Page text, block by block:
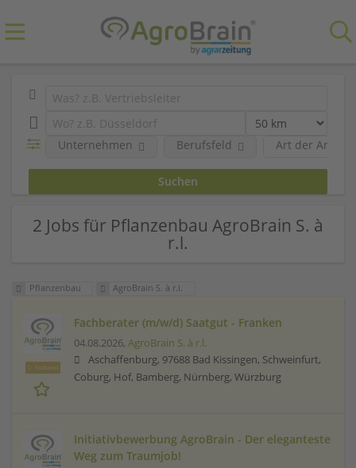
Art der
Unternehmen Berufsfeld
2 Jobs für Pflanzenbau AgroBrain S. à
r.l.
Pflanzenbau AgroBrain S. à r.l.
Featured
Fachberater (m/w/d) Saatgut - Franken
04.08.2026, AgroBrain S. à r.l.
Aschaffenburg, 97688 Bad Kissingen, Schweinfurt,
Coburg, Hof, Bamberg, Nürnberg, Würzburg
Initiativbewerbung AgroBrain - Der eleganteste
Weg zum Traumjob!